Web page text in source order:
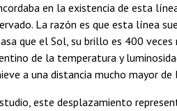
en la existencia de esta
La razón es que esta línea
que el Sol, su brillo es 400
de la temperatura y
a una distancia mucho mayor
este desplazamiento